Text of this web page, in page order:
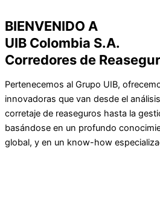
BIENVENIDO A
UIB Colombia S.A.
Corredores de
Pertenecemos al Grupo UIB,
innovadoras que van desde el
corretaje de reaseguros hasta la
basándose en un profundo
global, y en un know-how